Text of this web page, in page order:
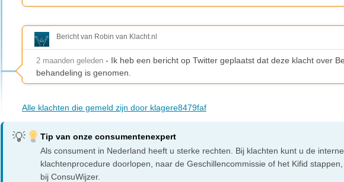
Bericht van Robin van Klacht.nl
2 maanden geleden - Ik heb een bericht op Twitter geplaatst dat deze klacht over
behandeling is genomen.
Alle klachten die gemeld zijn door klagere8479faf
Tip van onze consumentenexpert
Als consument in Nederland heeft u sterke rechten. Bij klachten kunt u de interne
klachtenprocedure doorlopen, naar de Geschillencommissie of het Kifid
bij ConsuWijzer.